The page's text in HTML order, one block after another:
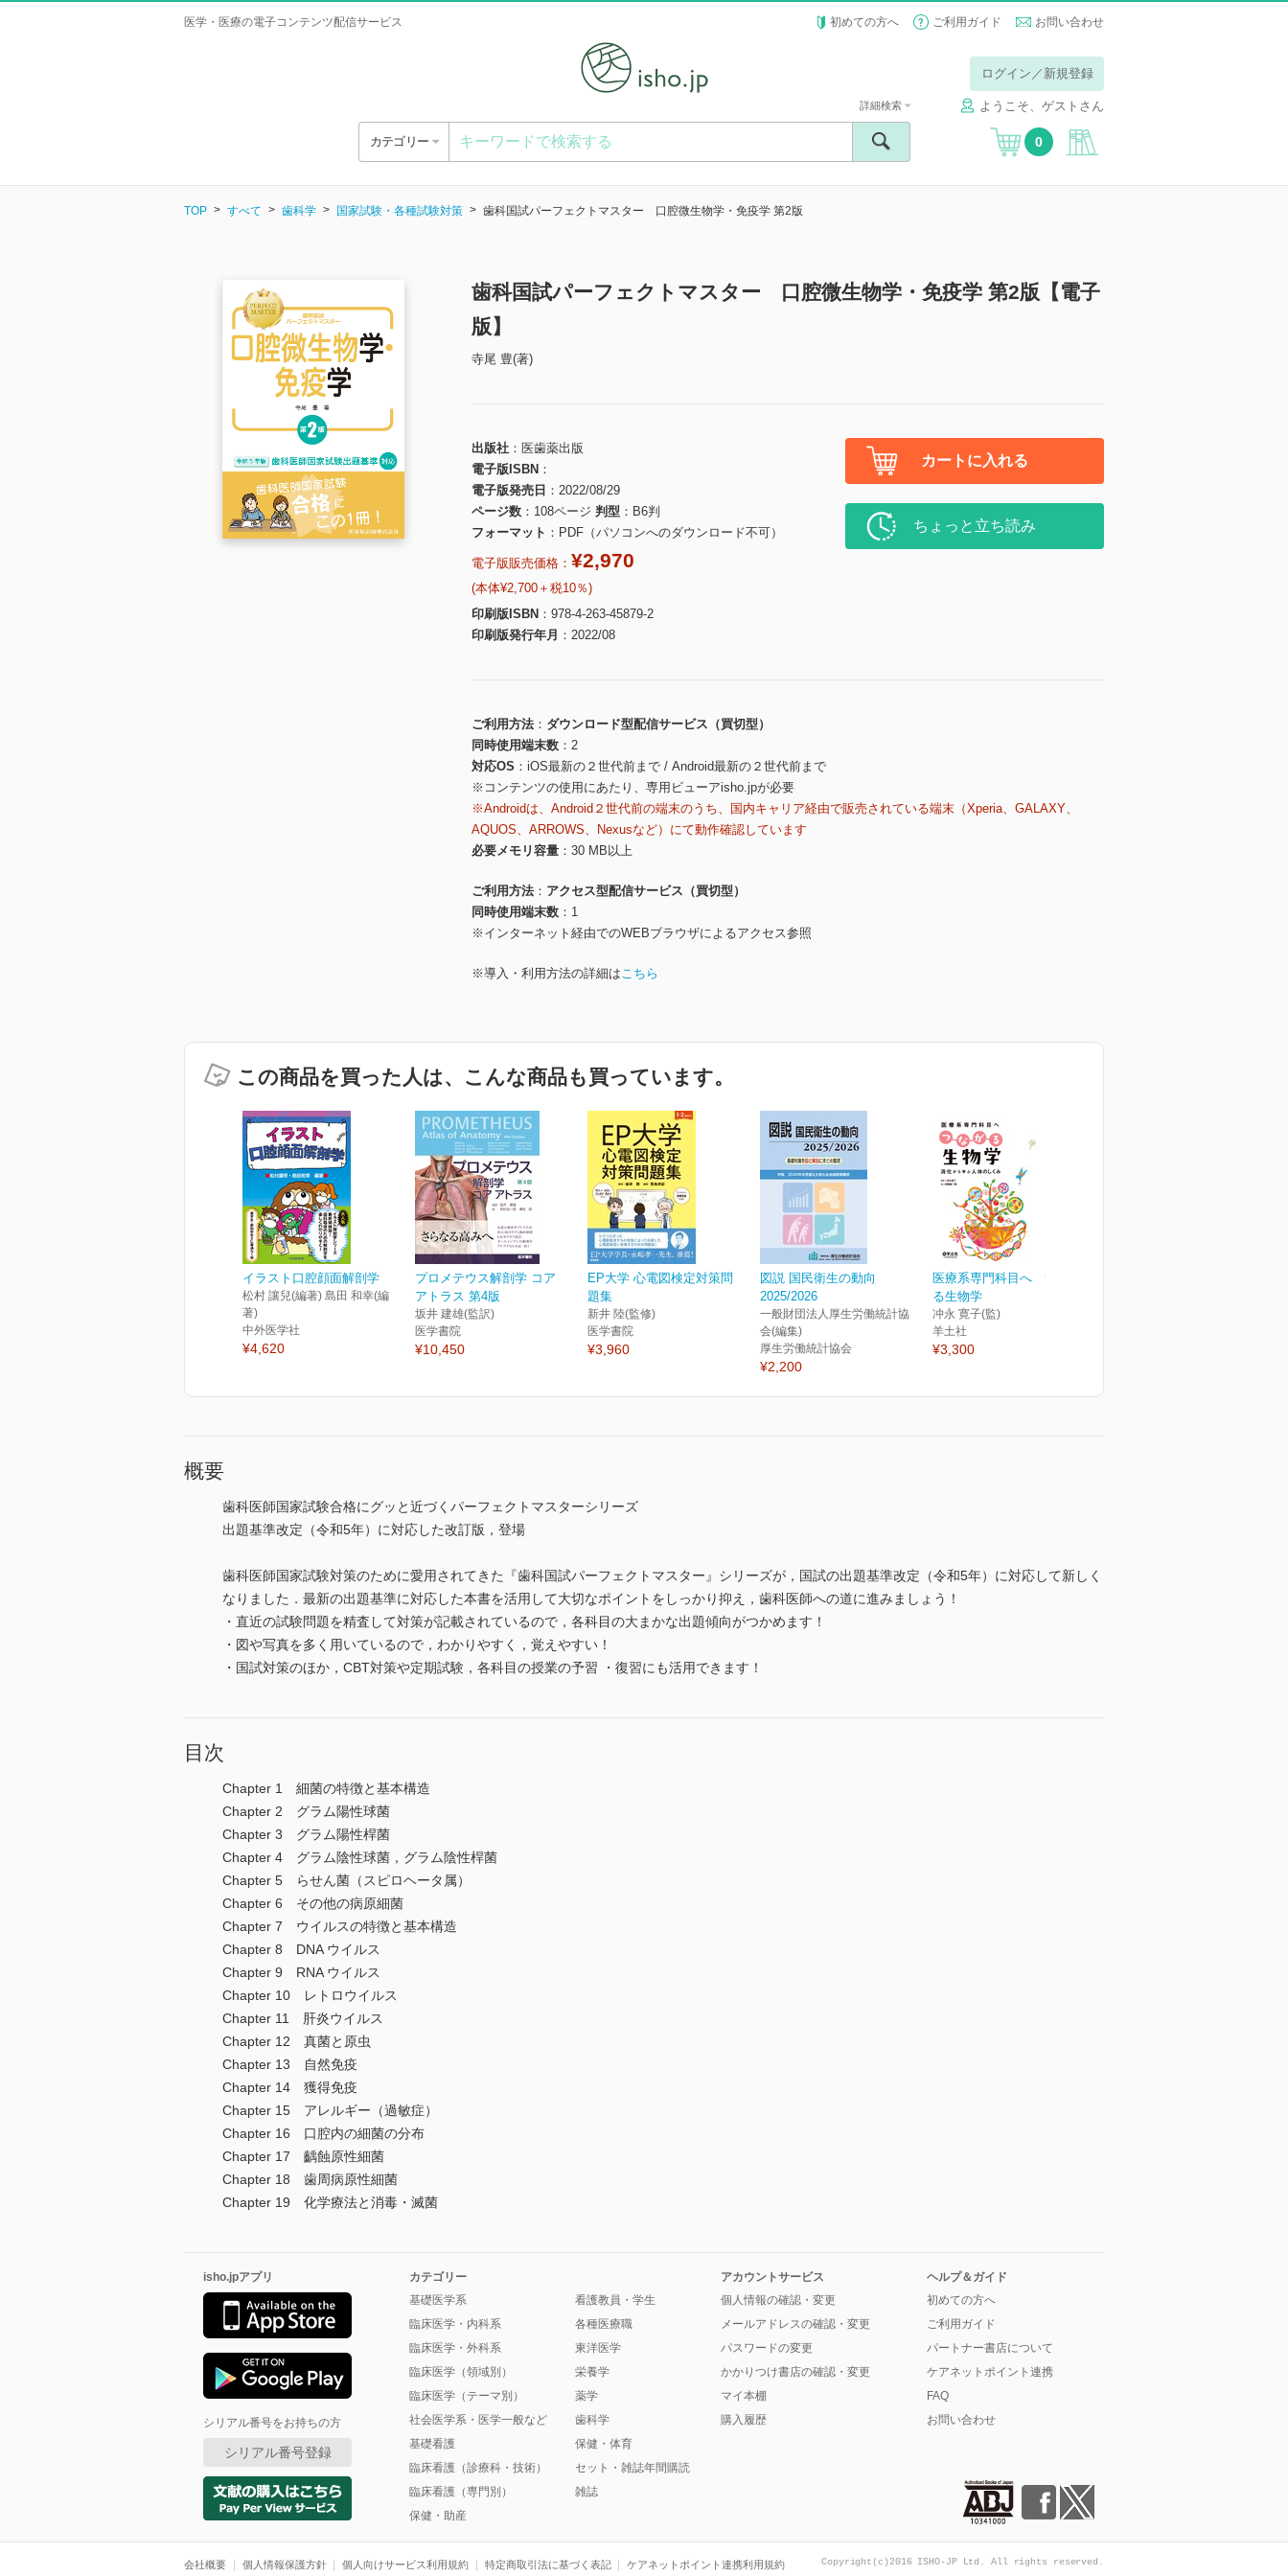
医学・医療の電子コンテンツ配信サービス 初めての方へ ご利用ガイド お問い合わせ
ログイン／新規登録
ようこそ、ゲストさん
カテゴリー
詳細検索
0
TOP すべて 歯科学 国家試験・各種試験対策 歯科国試パーフェクトマスター 口腔微生物学・免疫学 第2版
歯科国試パーフェクトマスター 口腔微生物学・免疫学 第2版【電子
版】
寺尾 豊(著)
出版社
医歯薬出版
電子版ISBN
電子版発売日
2022/08/29
ページ数
108ページ 判型
B6判
フォーマット
PDF（パソコンへのダウンロード不可）
電子版販売価格： ¥2,970
(本体¥2,700＋税10％)
印刷版ISBN
978-4-263-45879-2
印刷版発行年月
2022/08
カートに入れる
ちょっと立ち読み
ご利用方法
ダウンロード型配信サービス（買切型）
同時使用端末数
2
対応OS
iOS最新の２世代前まで / Android最新の２世代前まで
※コンテンツの使用にあたり、専用ビューアisho.jpが必要
※Androidは、Android２世代前の端末のうち、国内キャリア経由で販売されている端末（Xperia、GALAXY、
AQUOS、ARROWS、Nexusなど）にて動作確認しています
必要メモリ容量
30 MB以上
ご利用方法
アクセス型配信サービス（買切型）
同時使用端末数
1
※インターネット経由でのWEBブラウザによるアクセス参照
※導入・利用方法の詳細はこちら
この商品を買った人は、こんな商品も買っています。
イラスト口腔顔面解剖学
松村 讓兒(編著) 島田 和幸(編
著)
中外医学社
¥4,620
プロメテウス解剖学 コア
アトラス 第4版
坂井 建雄(監訳)
医学書院
¥10,450
EP大学 心電図検定対策問
題集
新井 陸(監修)
医学書院
¥3,960
図説 国民衛生の動向
2025/2026
一般財団法人厚生労働統計協
会(編集)
厚生労働統計協会
¥2,200
医療系専門科目へ つなが
る生物学
冲永 寛子(監)
羊土社
¥3,300
概要
歯科医師国家試験合格にグッと近づくパーフェクトマスターシリーズ
出題基準改定（令和5年）に対応した改訂版，登場
歯科医師国家試験対策のために愛用されてきた『歯科国試パーフェクトマスター』シリーズが，国試の出題基準改定（令和5年）に対応して新しく
なりました．最新の出題基準に対応した本書を活用して大切なポイントをしっかり抑え，歯科医師への道に進みましょう！
・直近の試験問題を精査して対策が記載されているので，各科目の大まかな出題傾向がつかめます！
・図や写真を多く用いているので，わかりやすく，覚えやすい！
・国試対策のほか，CBT対策や定期試験，各科目の授業の予習 ・復習にも活用できます！
目次
Chapter 1 細菌の特徴と基本構造
Chapter 2 グラム陽性球菌
Chapter 3 グラム陽性桿菌
Chapter 4 グラム陰性球菌，グラム陰性桿菌
Chapter 5 らせん菌（スピロヘータ属）
Chapter 6 その他の病原細菌
Chapter 7 ウイルスの特徴と基本構造
Chapter 8 DNA ウイルス
Chapter 9 RNA ウイルス
Chapter 10 レトロウイルス
Chapter 11 肝炎ウイルス
Chapter 12 真菌と原虫
Chapter 13 自然免疫
Chapter 14 獲得免疫
Chapter 15 アレルギー（過敏症）
Chapter 16 口腔内の細菌の分布
Chapter 17 齲蝕原性細菌
Chapter 18 歯周病原性細菌
Chapter 19 化学療法と消毒・滅菌
isho.jpアプリ
シリアル番号をお持ちの方
シリアル番号登録
カテゴリー
基礎医学系
臨床医学・内科系
臨床医学・外科系
臨床医学（領域別）
臨床医学（テーマ別）
社会医学系・医学一般など
基礎看護
臨床看護（診療科・技術）
臨床看護（専門別）
保健・助産
看護教員・学生
各種医療職
東洋医学
栄養学
薬学
歯科学
保健・体育
セット・雑誌年間購読
雑誌
アカウントサービス
個人情報の確認・変更
メールアドレスの確認・変更
パスワードの変更
かかりつけ書店の確認・変更
マイ本棚
購入履歴
ヘルプ＆ガイド
初めての方へ
ご利用ガイド
パートナー書店について
ケアネットポイント連携
FAQ
お問い合わせ
会社概要 個人情報保護方針 個人向けサービス利用規約 特定商取引法に基づく表記 ケアネットポイント連携利用規約 Copyright(c)2016 ISHO-JP Ltd. All rights reserved.